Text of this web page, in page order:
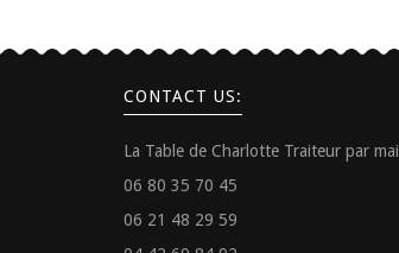
CONTACT US:
La Table de Charlotte Traiteur par mail
06 80 35 70 45
06 21 48 29 59